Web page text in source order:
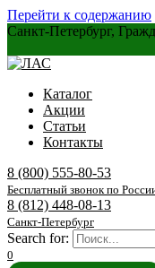
Перейти к содержанию
Санкт-Петербург,
Каталог
Акции
Статьи
Контакты
8 (800) 555-80-53
Бесплатный звонок по
8 (812) 448-08-13
Санкт-Петербург
Search for:
0